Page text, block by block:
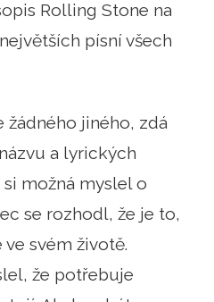
Rolling Stone na
písní všech
žádného jiného, ​​zdá
a lyrických
možná myslel o
se rozhodl, že je to,
svém životě.
že potřebuje